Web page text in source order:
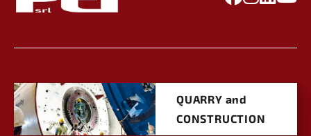
QUARRY and
CONSTRUCTION